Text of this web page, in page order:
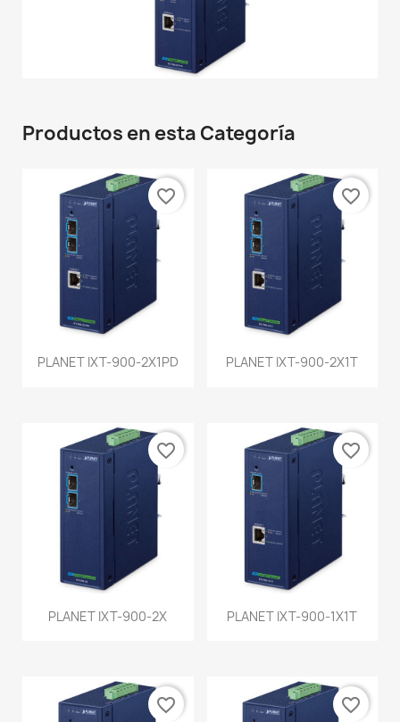
Productos en esta Categoría
PLANET IXT-900-2X1PD
favorite_border
PLANET IXT-900-2X1T
favorite_border
PLANET IXT-900-2X
favorite_border
PLANET IXT-900-1X1T
favorite_border
favorite_border favorite_border